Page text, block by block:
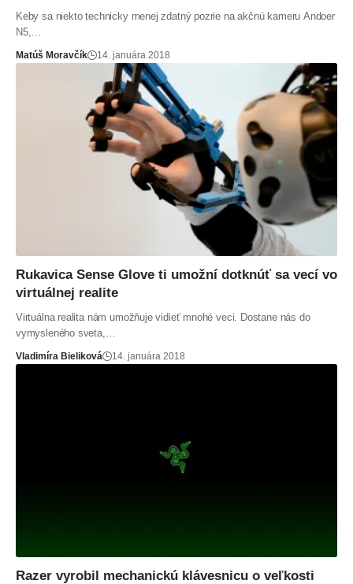
Keby sa niekto technicky menej zdatný pozrie na akčnú kameru Andoer
N5,…
Matúš Moravčík 14. januára 2018
Rukavica Sense Glove ti umožní dotknúť sa vecí vo
virtuálnej realite
Virtuálna realita nám umožňuje vidieť mnohé veci. Dostane nás do
vymysleného sveta,…
Vladimíra Bieliková 14. januára 2018
Razer vyrobil mechanickú klávesnicu o veľkosti